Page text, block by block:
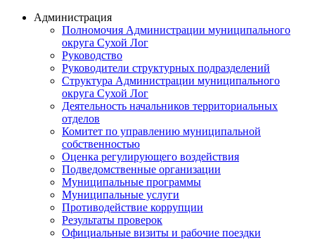
Администрация
Полномочия Администрации муниципального
округа Сухой Лог
Руководство
Руководители структурных подразделений
Структура Администрации муниципального
округа Сухой Лог
Деятельность начальников территориальных
отделов
Комитет по управлению муниципальной
собственностью
Оценка регулирующего воздействия
Подведомственные организации
Муниципальные программы
Муниципальные услуги
Противодействие коррупции
Результаты проверок
Официальные визиты и рабочие поездки